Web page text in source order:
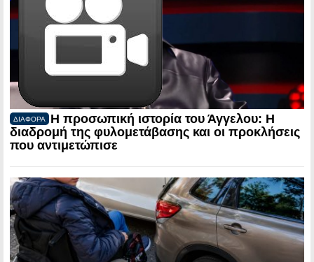
ΔΙΑΦΟΡΑ
Η προσωπική ιστορία του Άγγελου: Η
διαδρομή της φυλομετάβασης και οι προκλήσεις
που αντιμετώπισε